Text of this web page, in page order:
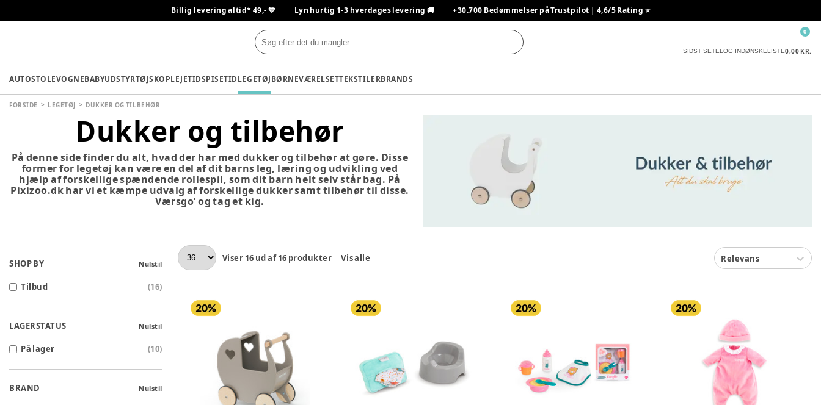
Billig levering altid* 49,- 💙 Lyn hurtig 1-3 hverdages levering 🚚 +30.700 Bedømmelser på Trustpilot | 4,6/5 Rating ⭐️
SIDST SETELOG INDØNSKELISTE0,00 KR.
0
AUTOSTOLEVOGNEBABYUDSTYRTØJSKOPLEJETIDSPISETIDLEGETØJBØRNEVÆRELSETTEKSTILERBRANDS
FORSIDE LEGETØJ DUKKER OG TILBEHØR
Dukker og tilbehør
På denne side finder du alt, hvad der har med dukker og tilbehør at gøre. Disse
former for legetøj kan være en del af dit barns leg, læring og udvikling ved
hjælp af forskellige spændende rollespil, som dit barn helt selv står bag. På
Pixizoo.dk har vi et kæmpe udvalg af forskellige dukkersamt tilbehør til disse.
Værsgo’ og tag et kig.
SHOP BY Nulstil
Tilbud (16)
LAGERSTATUS Nulstil
På lager (10)
BRAND Nulstil
Viser 16 ud af 16 produkter Vis alle Relevans